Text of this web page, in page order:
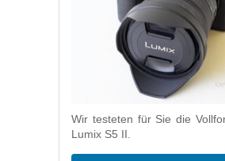
Wir testeten für Sie die
Lumix S5 II.